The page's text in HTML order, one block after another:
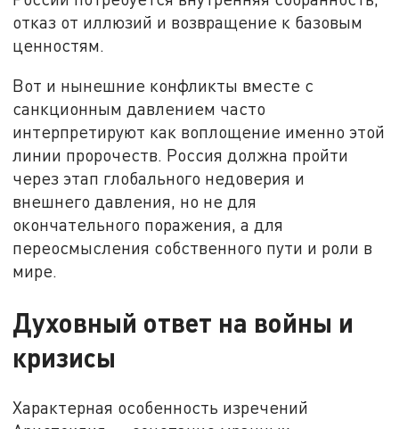
отказ от иллюзий и возвращение к базовым
ценностям.
Вот и нынешние конфликты вместе с
санкционным давлением часто
интерпретируют как воплощение именно этой
линии пророчеств. Россия должна пройти
через этап глобального недоверия и
внешнего давления, но не для
окончательного поражения, а для
переосмысления собственного пути и роли в
мире.
Духовный ответ на войны и
кризисы
Характерная особенность изречений